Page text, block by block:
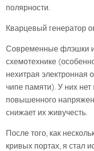
полярности.
Кварцевый генератор
Современные флэшки
схемотехнике
нехитрая электронная
чипе памяти). У них
повышенного
снижает их живучесть.
После того, как
кривых портах, я стал